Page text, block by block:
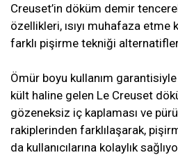
Creuset’in döküm demir
özellikleri, ısıyı muhafaza
farklı pişirme tekniği
Ömür boyu kullanım
kült haline gelen Le Creuset
gözeneksiz iç kaplaması ve
rakiplerinden farklılaşarak,
da kullanıcılarına kolaylık